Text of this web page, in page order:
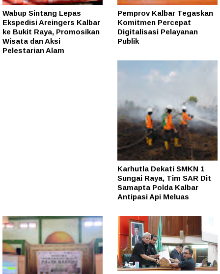
Wabup Sintang Lepas
Ekspedisi Areingers Kalbar
ke Bukit Raya, Promosikan
Wisata dan Aksi
Pelestarian Alam
Pemprov Kalbar Tegaskan
Komitmen Percepat
Digitalisasi Pelayanan
Publik
Karhutla Dekati SMKN 1
Sungai Raya, Tim SAR Dit
Samapta Polda Kalbar
Antipasi Api Meluas